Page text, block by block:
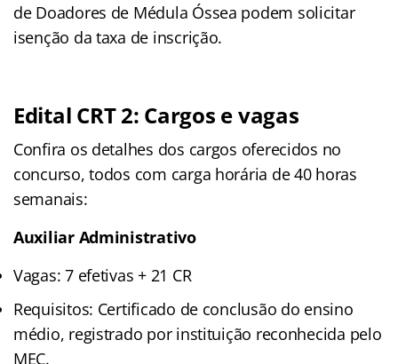
de Doadores de Médula Óssea podem solicitar
isenção da taxa de inscrição.
Edital CRT 2: Cargos e vagas
Confira os detalhes dos cargos oferecidos no
concurso, todos com carga horária de 40 horas
semanais:
Auxiliar Administrativo
Vagas: 7 efetivas + 21 CR
Requisitos: Certificado de conclusão do ensino
médio, registrado por instituição reconhecida pelo
MEC.